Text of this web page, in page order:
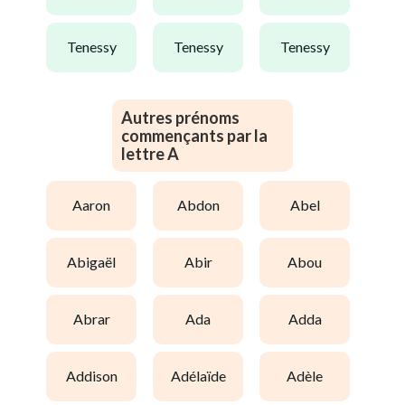
tenessy tenessy tenessy
Autres prénoms
commençants par la
lettre A
aaron abdon abel
abigaël abir abou
abrar ada adda
addison adélaïde adèle